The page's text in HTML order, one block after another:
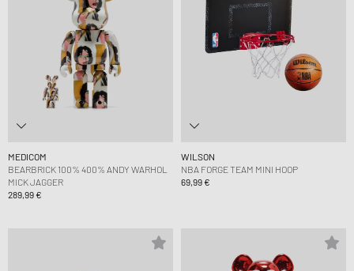
MEDICOM
BEARBRICK 100% 400% ANDY WARHOL
MICK JAGGER
289,99 €
WILSON
NBA FORGE TEAM MINI HOOP
69,99 €